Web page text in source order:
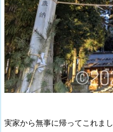
実家から無事に帰ってこれま